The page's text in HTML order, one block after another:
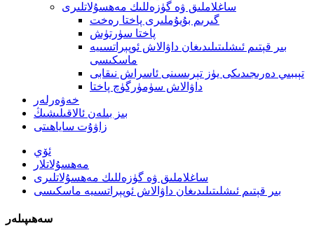
ساغلاملىق ۋە گۈزەللىك مەھسۇلاتلىرى
گىرىم بۇيۇملىرى پاختا رەخت
پاختا سۈرتۈش
بىر قېتىم ئىشلىتىلىدىغان داۋالاش ئوپېراتسىيە
ماسكىسى
تېببىي دەرىجىدىكى يۈز تېرىسىنى ئاسراش نىقابى
داۋالاش سۈمۈرگۈچ پاختا
خەۋەرلەر
بىز بىلەن ئالاقىلىشىڭ
زاۋۇت ساياھىتى
ئۆي
مەھسۇلاتلار
ساغلاملىق ۋە گۈزەللىك مەھسۇلاتلىرى
بىر قېتىم ئىشلىتىلىدىغان داۋالاش ئوپېراتسىيە ماسكىسى
سەھىپىلەر